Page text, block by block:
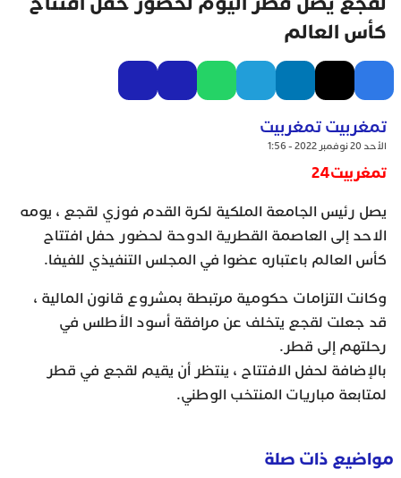
كأس العالم
تمغربيت تمغربيت
الأحد 20 نوفمبر 2022 - 1:56
تمغربيت24
يصل رئيس الجامعة الملكية لكرة القدم فوزي لقجع ، يومه
الاحد إلى العاصمة القطرية الدوحة لحضور حفل افتتاح
كأس العالم باعتباره عضوا في المجلس التنفيذي للفيفا.
وكانت التزامات حكومية مرتبطة بمشروع قانون المالية ،
قد جعلت لقجع يتخلف عن مرافقة أسود الأطلس في
رحلتهم إلى قطر.
بالإضافة لحفل الافتتاح ، ينتظر أن يقيم لقجع في قطر
لمتابعة مباريات المنتخب الوطني.
مواضيع ذات صلة